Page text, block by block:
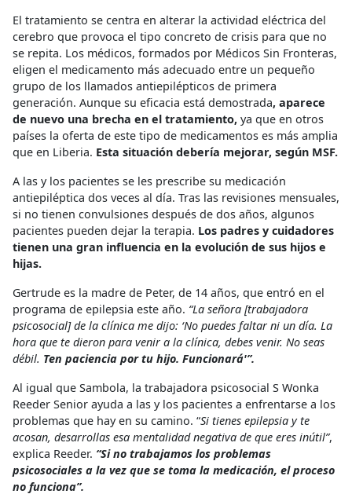
El tratamiento se centra en alterar la actividad eléctrica del
cerebro que provoca el tipo concreto de crisis para que no
se repita. Los médicos, formados por Médicos Sin Fronteras,
eligen el medicamento más adecuado entre un pequeño
grupo de los llamados antiepilépticos de primera
generación. Aunque su eficacia está demostrada, aparece
de nuevo una brecha en el tratamiento, ya que en otros
países la oferta de este tipo de medicamentos es más amplia
que en Liberia. Esta situación debería mejorar, según MSF.
A las y los pacientes se les prescribe su medicación
antiepiléptica dos veces al día. Tras las revisiones mensuales,
si no tienen convulsiones después de dos años, algunos
pacientes pueden dejar la terapia. Los padres y cuidadores
tienen una gran influencia en la evolución de sus hijos e
hijas.
Gertrude es la madre de Peter, de 14 años, que entró en el
programa de epilepsia este año. “La señora [trabajadora
psicosocial] de la clínica me dijo: ‘No puedes faltar ni un día. La
hora que te dieron para venir a la clínica, debes venir. No seas
débil. Ten paciencia por tu hijo. Funcionará'”.
Al igual que Sambola, la trabajadora psicosocial S Wonka
Reeder Senior ayuda a las y los pacientes a enfrentarse a los
problemas que hay en su camino. “Si tienes epilepsia y te
acosan, desarrollas esa mentalidad negativa de que eres inútil”,
explica Reeder. “Si no trabajamos los problemas
psicosociales a la vez que se toma la medicación, el proceso
no funciona”.